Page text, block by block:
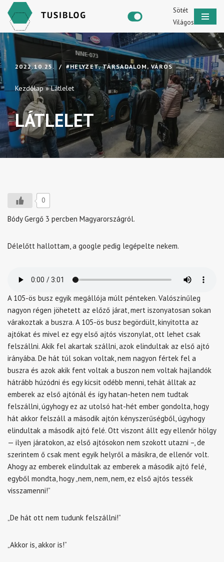
Skip
to
content
Sötét
Világos
2022.10.25. #HELYZET,TÁRSADALOM,VÁROS
Kezdőlap»Látlelet
LÁTLELET
0
Bódy Gergő 3 percben Magyarországról.
Délelőtt hallottam, a google pedig legépelte nekem.
A 105-ös busz egyik megállója múlt pénteken. Valószínűleg
nagyon régen jöhetett az előző járat, mert iszonyatosan sokan
várakoztak a buszra. A 105-ös busz begördült, kinyitotta az
ajtókat és mivel ez egy első ajtós viszonylat, ott lehet csak
felszállni. Akik fel akartak szállni, azok elindultak az első ajtó
irányába. De hát túl sokan voltak, nem nagyon fértek fel a
buszra és azok akik fent voltak a buszon nem voltak hajlandók
hátrább húzódni és egy kicsit odébb menni, tehát álltak az
emberek az első ajtónál és így hatan-heten nem tudtak
felszállni, úgyhogy ez az utolsó hat-hét ember gondolta, hogy
hát akkor felszáll a második ajtón kényszerűségből, úgyhogy
elindultak a második ajtó felé. Ott viszont állt egy ellenőr hölgy
— ilyen járatokon, az első ajtósokon nem szokott utazni –, de
szerintem ő csak ment egyik helyről a másikra, de ellenőr volt.
Ahogy az emberek elindultak az emberek a második ajtó felé,
egyből mondta, hogy „nem, nem, nem, ez első ajtós tessék
visszamenni!”
„De hát ott nem tudunk felszállni!”
„Akkor is, akkor is!”